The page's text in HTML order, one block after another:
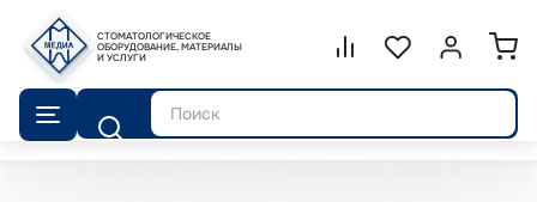
СТОМАТОЛОГИЧЕСКОЕ
ОБОРУДОВАНИЕ, МАТЕРИАЛЫ
И УСЛУГИ
Сравнение.
СписокВойти или
Поиск